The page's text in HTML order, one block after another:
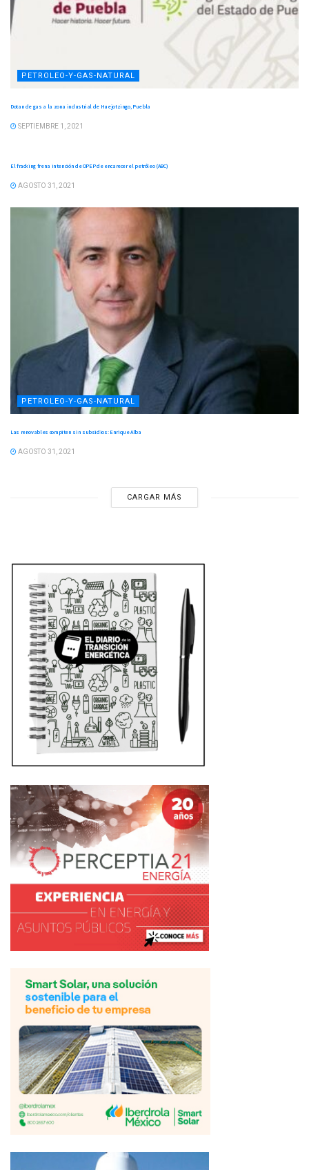
PETROLEO-Y-GAS-NATURAL
Dotan de gas a la zona industrial de Huejotzingo, Puebla
SEPTIEMBRE 1, 2021
El fracking frena intención de OPEP de encarecer el petróleo (ABC)
AGOSTO 31, 2021
PETROLEO-Y-GAS-NATURAL
Las renovables compiten sin subsidios: Enrique Alba
AGOSTO 31, 2021
CARGAR MÁS